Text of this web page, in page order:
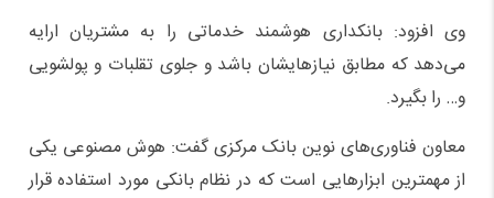
وی افزود: بانکداری هوشمند خدماتی را به مشتریان ارایه
می‌دهد که مطابق نیازهایشان باشد و جلوی تقلبات و پولشویی
و… را بگیرد.
معاون فناوری‌های نوین بانک مرکزی گفت: هوش مصنوعی یکی
از مهمترین ابزارهایی است که در نظام بانکی مورد استفاده قرار